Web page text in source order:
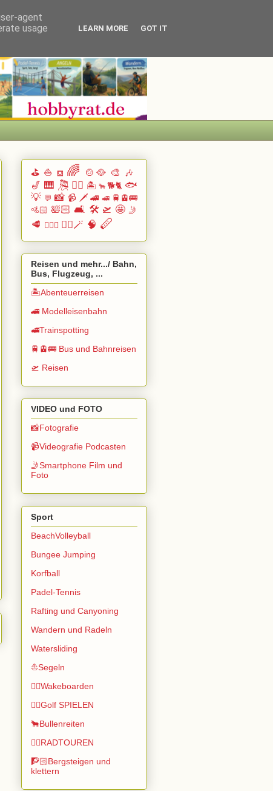
⛳ ⛵ ⛾ 🌈 🍲🥘 🎨 🎶
🎷 🎹 🎘 🏄🏽 🏝️ 🐂 🐕🐈 🐟
💡 💬 📸 📹 🗡️ 🚄 🚅 🚆🚊🚌
🚵🏻 🛀🏻 🛋️ 🛠️ 🛫 🤩 🤳
🥩 🧗🏻‍♀️ 🧙‍♂️🪄 🧠 🪈
Reisen und mehr.../ Bahn,
Bus, Flugzeug, ...
🏝️Abenteuerreisen
🚄 Modelleisenbahn
🚅Trainspotting
🚆🚊🚌 Bus und Bahnreisen
🛫 Reisen
VIDEO und FOTO
📸Fotografie
📹Videografie Podcasten
🤳Smartphone Film und
Foto
Sport
BeachVolleyball
Bungee Jumping
Korfball
Padel-Tennis
Rafting und Canyoning
Wandern und Radeln
Watersliding
⛵Segeln
🏄🏽Wakeboarden
🏌️‍♂️Golf SPIELEN
🐂Bullenreiten
🚴‍♂️RADTOUREN
🧗🏻Bergsteigen und
klettern
agent
usage
LEARN MORE GOT IT